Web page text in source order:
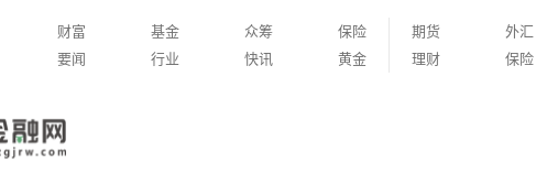
财富 基金 众筹
保险
要闻 行业 快讯 黄金
期货 外汇
理财
保险